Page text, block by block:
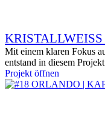
Mit einem klaren Fokus
entstand in diesem
Projekt öffnen